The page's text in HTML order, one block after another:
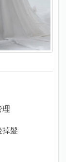
理
掉髮